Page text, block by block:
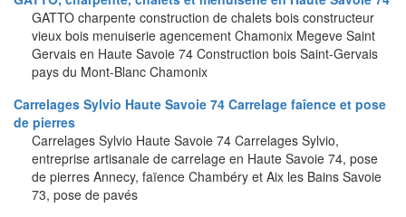
GATTO charpente construction de chalets bois constructeur
vieux bois menuiserie agencement Chamonix Megeve Saint
Gervais en Haute Savoie 74 Construction bois Saint-Gervais
pays du Mont-Blanc Chamonix
Carrelages Sylvio Haute Savoie 74 Carrelage faîence et pose
de pierres
Carrelages Sylvio Haute Savoie 74 Carrelages Sylvio,
entreprise artisanale de carrelage en Haute Savoie 74, pose
de pierres Annecy, faïence Chambéry et Aix les Bains Savoie
73, pose de pavés